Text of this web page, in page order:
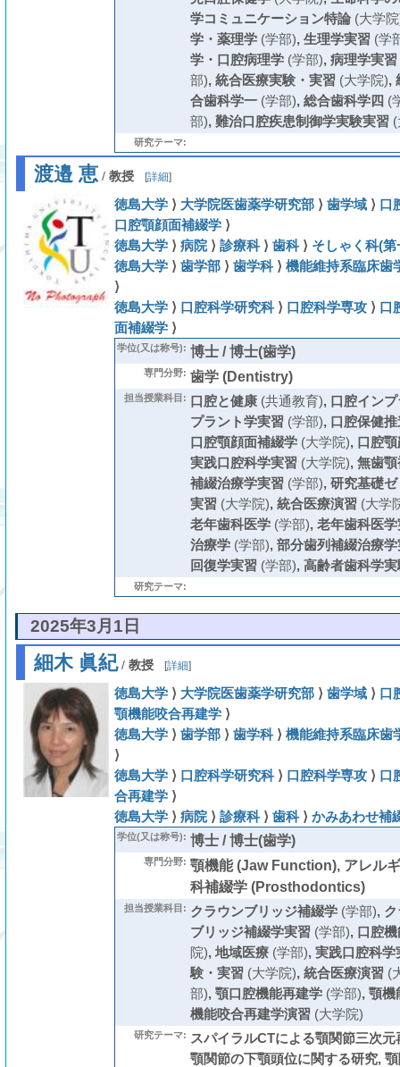
学コミュニケーション特論(大学
学・薬理学(学部), 生理学実習 (学
学・口腔病理学(学部), 病理学実習
部), 統合医療実験・実習 (大学院),
合歯科学一(学部), 総合歯科学四 (
部), 難治口腔疾患制御学実験実習
研究テーマ:
渡邉 恵 / 教授 [詳細]
徳島大学⟩ 大学院医歯薬学研究部⟩ 歯学域⟩ 口
口腔顎顔面補綴学⟩
徳島大学⟩ 病院⟩ 診療科⟩ 歯科⟩ そしゃく科(
徳島大学⟩ 歯学部⟩ 歯学科⟩ 機能維持系臨床歯
⟩
徳島大学⟩ 口腔科学研究科⟩ 口腔科学専攻⟩ 口
面補綴学⟩
学位(又は称号): 博士 / 博士(歯学)
専門分野: 歯学 (Dentistry)
担当授業科目: 口腔と健康(共通教育), 口腔イン
プラント学実習 (学部), 口腔保健
口腔顎顔面補綴学(大学院), 口腔
実践口腔科学実習 (大学院), 無歯
補綴治療学実習 (学部), 研究基礎ゼ
実習 (大学院), 統合医療演習 (大学
老年歯科医学(学部), 老年歯科医学
治療学(学部), 部分歯列補綴治療学
回復学実習 (学部), 高齢者歯科学
研究テーマ:
2025年3月1日
細木 眞紀/ 教授 [詳細]
徳島大学⟩ 大学院医歯薬学研究部⟩ 歯学域⟩ 口
顎機能咬合再建学⟩
徳島大学⟩ 歯学部⟩ 歯学科⟩ 機能維持系臨床歯
⟩
徳島大学⟩ 口腔科学研究科⟩ 口腔科学専攻⟩ 口
合再建学⟩
徳島大学⟩ 病院⟩ 診療科⟩ 歯科⟩ かみあわせ補
学位(又は称号): 博士 / 博士(歯学)
専門分野: 顎機能 (Jaw Function), アレル
科補綴学 (Prosthodontics)
担当授業科目: クラウンブリッジ補綴学(学部),
ブリッジ補綴学実習 (学部), 口腔
院), 地域医療(学部), 実践口腔科学
験・実習 (大学院), 統合医療演習 (
部), 顎口腔機能再建学(学部), 顎機
機能咬合再建学演習 (大学院)
研究テーマ: スパイラルCTによる顎関節三次
顎関節の下顎頭位に関する研究,